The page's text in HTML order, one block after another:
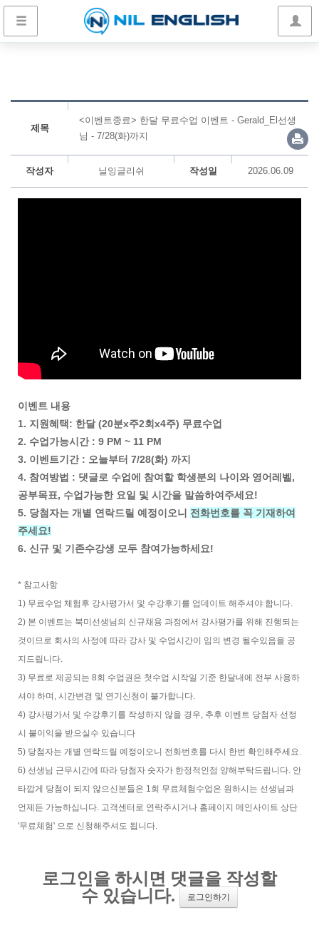
제목
<이벤트종료> 한달 무료수업 이벤트 - Gerald_El선생
님 - 7/28(화)까지
작성자 닐잉글리쉬 작성일 2026.06.09
이벤트 내용
1. 지원혜택: 한달 (20분x주2회x4주) 무료수업
2. 수업가능시간 : 9 PM ~ 11 PM
3. 이벤트기간 : 오늘부터 7/28(화) 까지
4. 참여방법 : 댓글로 수업에 참여할 학생분의 나이와 영어레벨,
공부목표, 수업가능한 요일 및 시간을 말씀하여주세요!
5. 당첨자는 개별 연락드릴 예정이오니 전화번호를 꼭 기재하여
주세요!
6. 신규 및 기존수강생 모두 참여가능하세요!
* 참고사항
1) 무료수업 체험후 강사평가서 및 수강후기를 업데이트 해주셔야 합니다.
2) 본 이벤트는 북미선생님의 신규채용 과정에서 강사평가를 위해 진행되는
것이므로 회사의 사정에 따라 강사 및 수업시간이 임의 변경 될수있음을 공
지드립니다.
3) 무료로 제공되는 8회 수업권은 첫수업 시작일 기준 한달내에 전부 사용하
셔야 하며, 시간변경 및 연기신청이 불가합니다.
4) 강사평가서 및 수강후기를 작성하지 않을 경우, 추후 이벤트 당첨자 선정
시 불이익을 받으실수 있습니다
5) 당첨자는 개별 연락드릴 예정이오니 전화번호를 다시 한번 확인해주세요.
6) 선생님 근무시간에 따라 당첨자 숫자가 한정적인점 양해부탁드립니다. 안
타깝게 당첨이 되지 않으신분들은 1회 무료체험수업은 원하시는 선생님과
언제든 가능하십니다. 고객센터로 연락주시거나 홈페이지 메인사이트 상단
'무료체험' 으로 신청해주셔도 됩니다.